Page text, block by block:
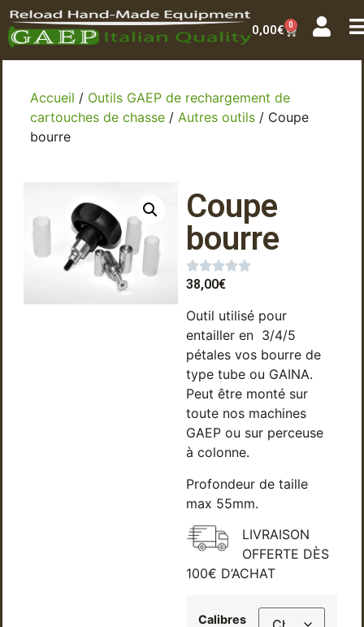
0,00€ 0
Accueil / Outils GAEP de rechargement de
cartouches de chasse / Autres outils / Coupe
bourre
Coupe
bourre
38,00€
Outil utilisé pour
entailler en 3/4/5
pétales vos bourre de
type tube ou GAINA.
Peut être monté sur
toute nos machines
GAEP ou sur perceuse
à colonne.
Profondeur de taille
max 55mm.
LIVRAISON
OFFERTE DÈS
100€ D’ACHAT
Calibres